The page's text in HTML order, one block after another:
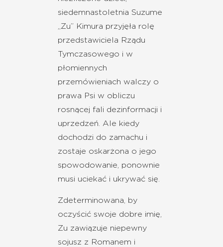
siedemnastoletnia Suzume
„Zu” Kimura przyjęła rolę
przedstawiciela Rządu
Tymczasowego i w
płomiennych
przemówieniach walczy o
prawa Psi w obliczu
rosnącej fali dezinformacji i
uprzedzeń. Ale kiedy
dochodzi do zamachu i
zostaje oskarżona o jego
spowodowanie, ponownie
musi uciekać i ukrywać się.
Zdeterminowana, by
oczyścić swoje dobre imię,
Zu zawiązuje niepewny
sojusz z Romanem i